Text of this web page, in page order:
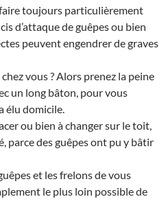
toujours particulièrement
d’attaque de guêpes ou bien
peuvent engendrer de graves
vous ? Alors prenez la peine
un long bâton, pour vous
élu domicile.
ou bien à changer sur le toit,
parce des guêpes ont pu y bâtir
et les frelons de vous
le plus loin possible de